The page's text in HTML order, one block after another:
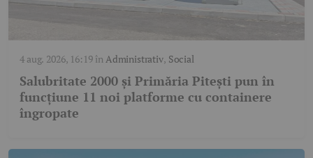
4 aug. 2026, 16:19înAdministrativ, Social
Salubritate 2000 și Primăria Pitești pun în
funcțiune 11 noi platforme cu containere
îngropate